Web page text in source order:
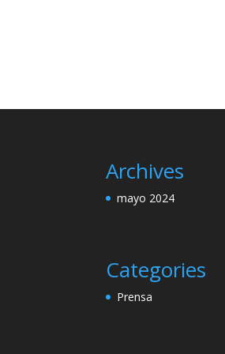
Archives
mayo 2024
Categories
Prensa